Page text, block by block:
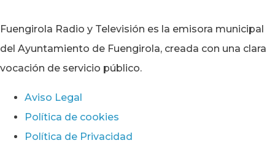
Fuengirola Radio y Televisión es la emisora municipal
del Ayuntamiento de Fuengirola, creada con una clara
vocación de servicio público.
Aviso Legal
Política de cookies
Política de Privacidad